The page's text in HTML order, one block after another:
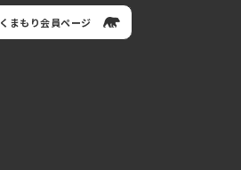
くまもり会員ページ